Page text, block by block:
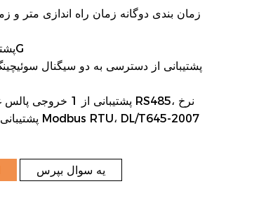
8. پشتیبانی از ارتباطات 4G
یه سوال بپرس